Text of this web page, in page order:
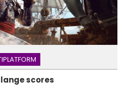
lange scores